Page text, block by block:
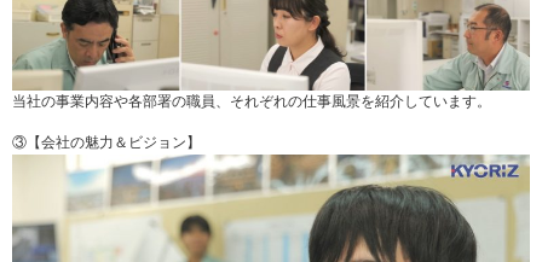
当社の事業内容や各部署の職員、それぞれの仕事風景を紹介しています。
③【会社の魅力＆ビジョン】